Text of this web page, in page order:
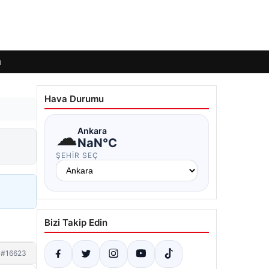
#16623
Hava Durumu
☁Ankara
NaN°C
ŞEHIR SEÇ
Bizi Takip Edin